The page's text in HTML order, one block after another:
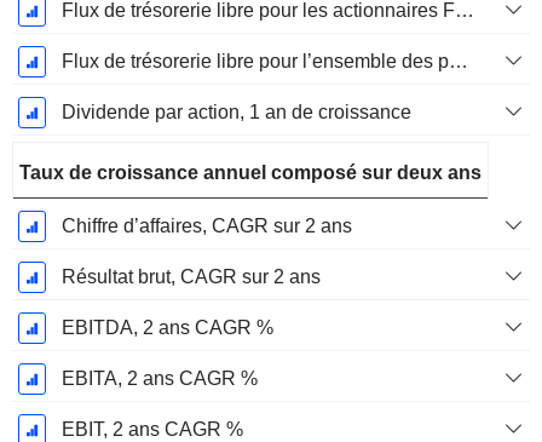
Flux de trésorerie libre pour les actionnaires FCFE, Croissance 1 an
Flux de trésorerie libre pour l’ensemble des pourvoyeurs de fonds (créanciers et actionnaires) FCFF, Croissance 1 an
Dividende par action, 1 an de croissance
Taux de croissance annuel composé sur deux ans
Chiffre d’affaires, CAGR sur 2 ans
Résultat brut, CAGR sur 2 ans
EBITDA, 2 ans CAGR %
EBITA, 2 ans CAGR %
EBIT, 2 ans CAGR %